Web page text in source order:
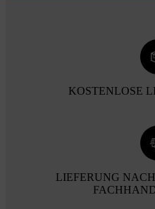
KOSTENLOSE
LIEFERUNG